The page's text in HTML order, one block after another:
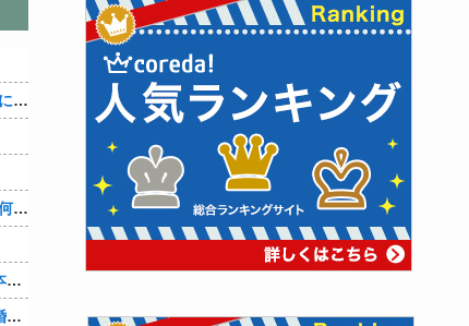
織田信雄って、「織田信雄はバカ」と歴史に書かれているが今まで家が残っているんでバカではないよな？
３～１５世紀に文明が発展しなかったのは何故か？
7年も付き合ってきた彼女。『浮気相手は本気で好き、でも今の生活は壊したくない。あなたは家族で、浮気相手は恋人。それじゃ駄目なの？』人の心なんて持ってなかったｗ
山本里菜アナ、結婚生活4年半で終了！離婚コメントには疑問の声